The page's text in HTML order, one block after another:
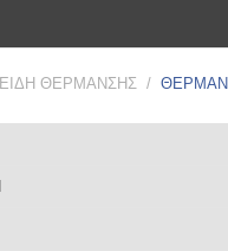
ΕΙΔΗ ΘΕΡΜΑΝΣΗΣ /